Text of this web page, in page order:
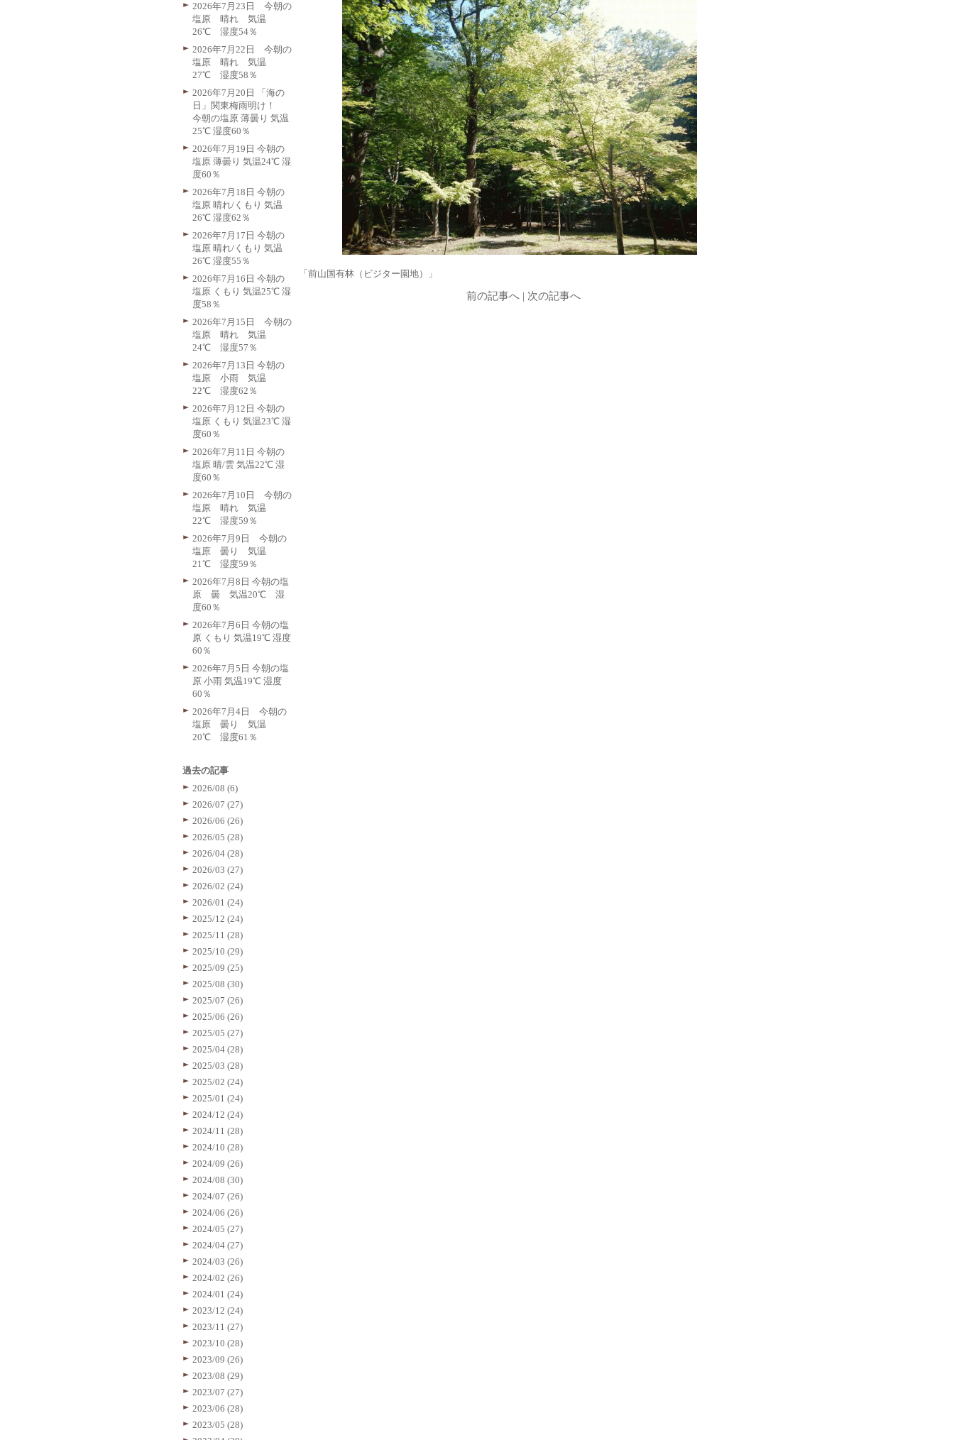
「前山国有林（ビジター園地）」
前の記事へ| 次の記事へ
2026年7月23日 今朝の
塩原 晴れ 気温
26℃ 湿度54％
2026年7月22日 今朝の
塩原 晴れ 気温
27℃ 湿度58％
2026年7月20日 「海の
日」関東梅雨明け！
今朝の塩原 薄曇り 気温
25℃ 湿度60％
2026年7月19日 今朝の
塩原 薄曇り 気温24℃ 湿
度60％
2026年7月18日 今朝の
塩原 晴れ/くもり 気温
26℃ 湿度62％
2026年7月17日 今朝の
塩原 晴れ/くもり 気温
26℃ 湿度55％
2026年7月16日 今朝の
塩原 くもり 気温25℃ 湿
度58％
2026年7月15日 今朝の
塩原 晴れ 気温
24℃ 湿度57％
2026年7月13日 今朝の
塩原 小雨 気温
22℃ 湿度62％
2026年7月12日 今朝の
塩原 くもり 気温23℃ 湿
度60％
2026年7月11日 今朝の
塩原 晴/雲 気温22℃ 湿
度60％
2026年7月10日 今朝の
塩原 晴れ 気温
22℃ 湿度59％
2026年7月9日 今朝の
塩原 曇り 気温
21℃ 湿度59％
2026年7月8日 今朝の塩
原 曇 気温20℃ 湿
度60％
2026年7月6日 今朝の塩
原 くもり 気温19℃ 湿度
60％
2026年7月5日 今朝の塩
原 小雨 気温19℃ 湿度
60％
2026年7月4日 今朝の
塩原 曇り 気温
20℃ 湿度61％
過去の記事
2026/08 (6)
2026/07 (27)
2026/06 (26)
2026/05 (28)
2026/04 (28)
2026/03 (27)
2026/02 (24)
2026/01 (24)
2025/12 (24)
2025/11 (28)
2025/10 (29)
2025/09 (25)
2025/08 (30)
2025/07 (26)
2025/06 (26)
2025/05 (27)
2025/04 (28)
2025/03 (28)
2025/02 (24)
2025/01 (24)
2024/12 (24)
2024/11 (28)
2024/10 (28)
2024/09 (26)
2024/08 (30)
2024/07 (26)
2024/06 (26)
2024/05 (27)
2024/04 (27)
2024/03 (26)
2024/02 (26)
2024/01 (24)
2023/12 (24)
2023/11 (27)
2023/10 (28)
2023/09 (26)
2023/08 (29)
2023/07 (27)
2023/06 (28)
2023/05 (28)